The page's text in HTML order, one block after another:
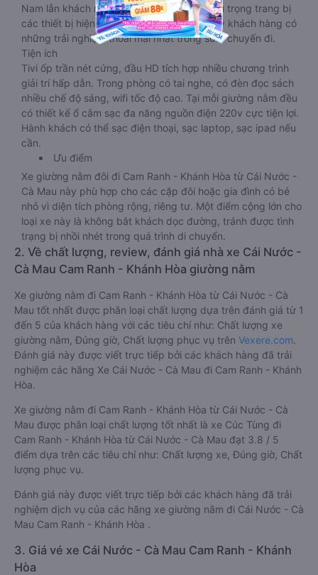
Nam lẫn khách nước ngoài. Nhà xe vẫn chú trọng trang bị
các thiết bị hiện đại nhằm đảm bảo cho quý khách hàng có
những trải nghiệm thoải mái nhất trong suốt chuyến đi.
Tiện ích
Tivi ốp trần nét cứng, đầu HD tích hợp nhiều chương trình
giải trí hấp dẫn. Trong phòng có tai nghe, có đèn đọc sách
nhiều chế độ sáng, wifi tốc độ cao. Tại mỗi giường nằm đều
có thiết kế ổ cắm sạc đa năng nguồn điện 220v cực tiện lợi.
Hành khách có thể sạc điện thoại, sạc laptop, sạc ipad nếu
cần.
Ưu điểm
Xe giường nằm đôi đi Cam Ranh - Khánh Hòa từ Cái Nước -
Cà Mau này phù hợp cho các cặp đôi hoặc gia đình có bé
nhỏ vì diện tích phòng rộng, riêng tư. Một điểm cộng lớn cho
loại xe này là không bắt khách dọc đường, tránh được tình
trạng bị nhồi nhét trong quá trình di chuyển.
2. Về chất lượng, review, đánh giá nhà xe Cái Nước -
Cà Mau Cam Ranh - Khánh Hòa giường nằm
Xe giường nằm đi Cam Ranh - Khánh Hòa từ Cái Nước - Cà
Mau tốt nhất được phân loại chất lượng dựa trên đánh giá từ 1
đến 5 của khách hàng với các tiêu chí như: Chất lượng xe
giường nằm, Đúng giờ, Chất lượng phục vụ trên Vexere.com.
Đánh giá này được viết trực tiếp bởi các khách hàng đã trải
nghiệm các hãng Xe Cái Nước - Cà Mau đi Cam Ranh - Khánh
Hòa.
Xe giường nằm đi Cam Ranh - Khánh Hòa từ Cái Nước - Cà
Mau được phân loại chất lượng tốt nhất là xe Cúc Tùng đi
Cam Ranh - Khánh Hòa từ Cái Nước - Cà Mau đạt 3.8 / 5
điểm dựa trên các tiêu chí như: Chất lượng xe, Đúng giờ, Chất
lượng phục vụ.
Đánh giá này được viết trực tiếp bởi các khách hàng đã trải
nghiệm dịch vụ của các hãng xe giường nằm đi Cái Nước - Cà
Mau Cam Ranh - Khánh Hòa .
3. Giá vé xe Cái Nước - Cà Mau Cam Ranh - Khánh
Hòa